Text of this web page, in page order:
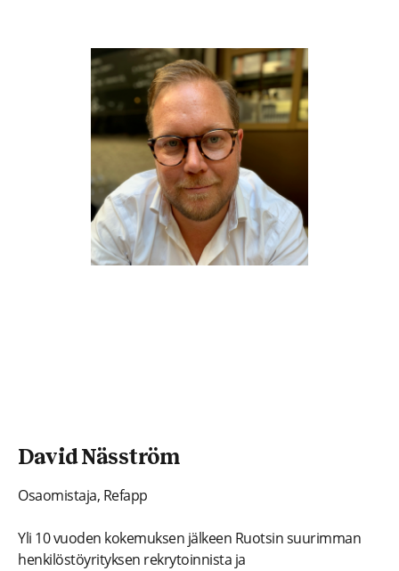
David Näsström
Osaomistaja, Refapp
Yli 10 vuoden kokemuksen jälkeen Ruotsin suurimman
henkilöstöyrityksen rekrytoinnista ja